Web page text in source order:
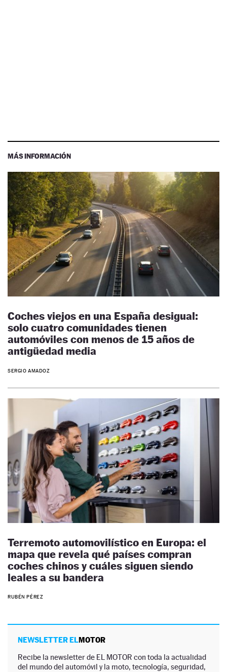
MÁS INFORMACIÓN
Coches viejos en una España desigual:
solo cuatro comunidades tienen
automóviles con menos de 15 años de
antigüedad media
SERGIO AMADOZ
Terremoto automovilístico en Europa: el
mapa que revela qué países compran
coches chinos y cuáles siguen siendo
leales a su bandera
RUBÉN PÉREZ
NEWSLETTER ELMOTOR
Recibe la newsletter de EL MOTOR con toda la actualidad
del mundo del automóvil y la moto, tecnología, seguridad,